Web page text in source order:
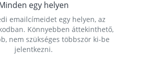
egy helyen
emailcímeidet egy helyen, az
Könnyebben áttekinthető,
nem szükséges többször ki-be
jelentkezni.